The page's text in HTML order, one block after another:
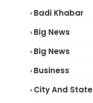
Badi Khabar
Big News
Big News
Business
City And State